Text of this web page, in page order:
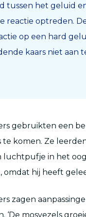
tussen het geluid
reactie optreden.
op een hard
kaars niet aan
gebruikten een
te komen. Ze
luchtpufje in het
omdat hij heeft
zagen
‘De mosvezels